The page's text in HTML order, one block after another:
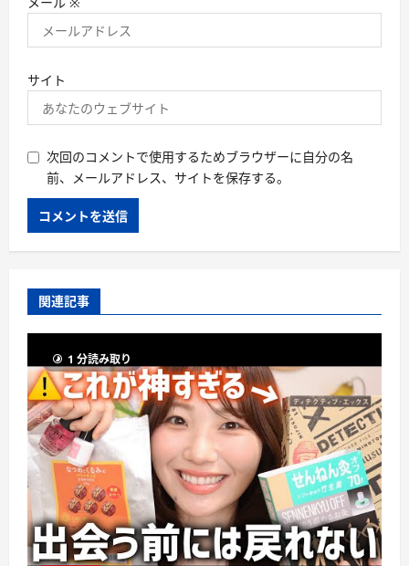
サイト
次回のコメントで使用するためブラウザーに自分の名
前、メールアドレス、サイトを保存する。
関連記事
1 分読み取り